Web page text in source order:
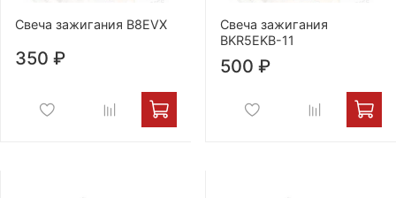
Свеча зажигания B8EVX
350 ₽
Свеча зажигания
BKR5EKB-11
500 ₽